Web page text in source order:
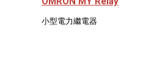
小型電力繼電器